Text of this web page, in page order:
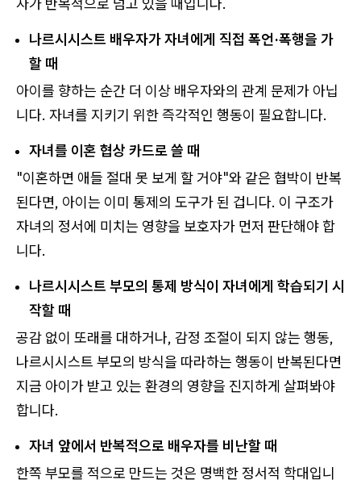
자가 반복적으로 넘고 있을 때입니다.
나르시시스트 배우자가 자녀에게 직접 폭언·폭행을 가
할 때
아이를 향하는 순간 더 이상 배우자와의 관계 문제가 아닙
니다. 자녀를 지키기 위한 즉각적인 행동이 필요합니다.
자녀를 이혼 협상 카드로 쓸 때
"이혼하면 애들 절대 못 보게 할 거야"와 같은 협박이 반복
된다면, 아이는 이미 통제의 도구가 된 겁니다. 이 구조가
자녀의 정서에 미치는 영향을 보호자가 먼저 판단해야 합
니다.
나르시시스트 부모의 통제 방식이 자녀에게 학습되기 시
작할 때
공감 없이 또래를 대하거나, 감정 조절이 되지 않는 행동,
나르시시스트 부모의 방식을 따라하는 행동이 반복된다면
지금 아이가 받고 있는 환경의 영향을 진지하게 살펴봐야
합니다.
자녀 앞에서 반복적으로 배우자를 비난할 때
한쪽 부모를 적으로 만드는 것은 명백한 정서적 학대입니